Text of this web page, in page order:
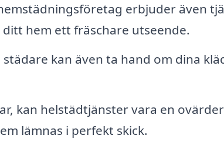
erbjuder även
hem ett fräschare utseende.
städare kan även ta hand om dina
kan helstädtjänster vara en
lämnas i perfekt skick.